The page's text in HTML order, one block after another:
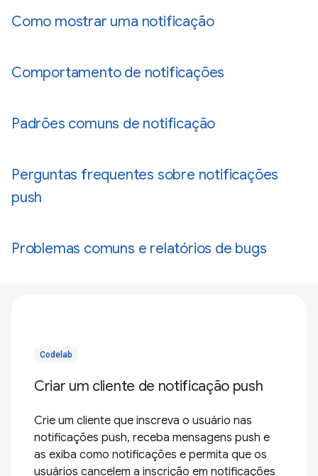
Como mostrar uma notificação
Comportamento de notificações
Padrões comuns de notificação
Perguntas frequentes sobre notificações
push
Problemas comuns e relatórios de bugs
Codelab
Criar um cliente de notificação push
Crie um cliente que inscreva o usuário nas
notificações push, receba mensagens push e
as exiba como notificações e permita que os
usuários cancelem a inscrição em notificações